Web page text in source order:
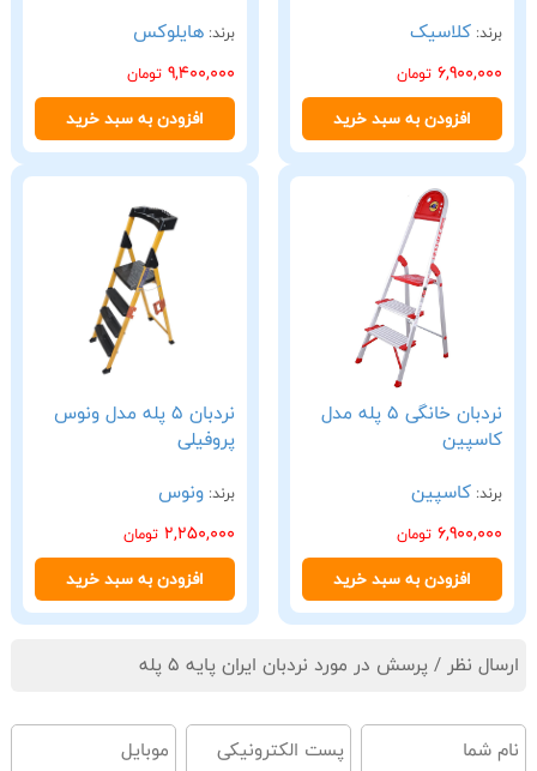
برند: کلاسیک
6,900,000 تومان
افزودن به سبد خرید
برند: هایلوکس
9,400,000 تومان
افزودن به سبد خرید
نردبان خانگی 5 پله مدل
کاسپین
برند: کاسپین
6,900,000 تومان
افزودن به سبد خرید
نردبان 5 پله مدل ونوس
پروفیلی
برند: ونوس
2,250,000 تومان
افزودن به سبد خرید
ارسال نظر / پرسش در مورد نردبان ایران پایه 5 پله